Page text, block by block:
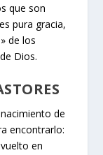
que son
pura gracia,
de los
Dios.
de
encontrarlo:
en